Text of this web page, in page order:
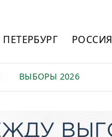
ПЕТЕРБУРГ РОССИЯ
ВЫБОРЫ 2026